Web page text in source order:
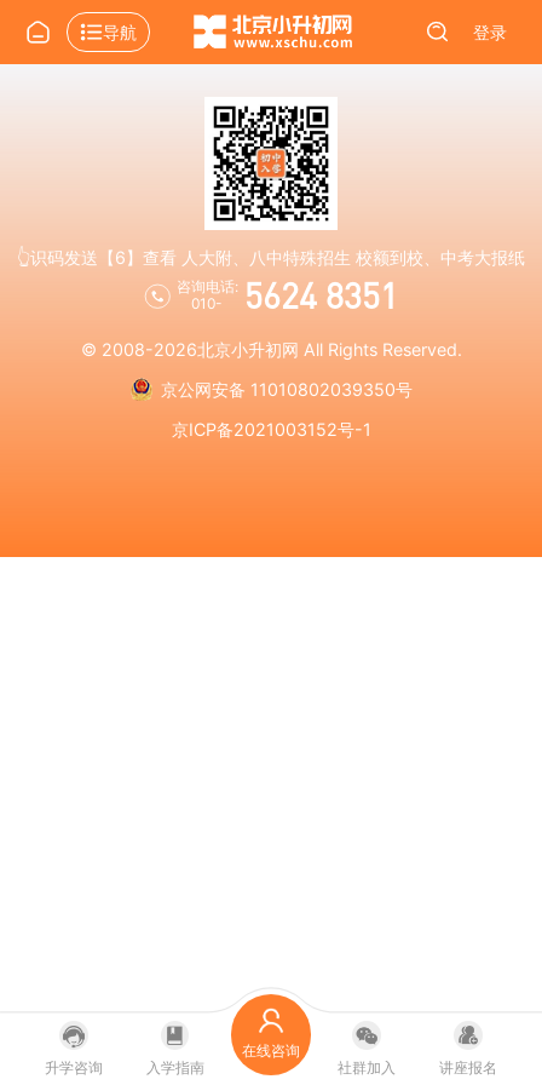
导航 登录
👆识码发送【6】查看 人大附、八中特殊招生 校额到校、中考大报纸
咨询电话:
010-
5624 8351
© 2008-2026北京小升初网 All Rights Reserved.
京公网安备 11010802039350号
京ICP备2021003152号-1
升学咨询 入学指南
在线咨询
社群加入
讲座报名